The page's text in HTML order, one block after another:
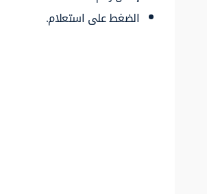
الضغط على استعلام.